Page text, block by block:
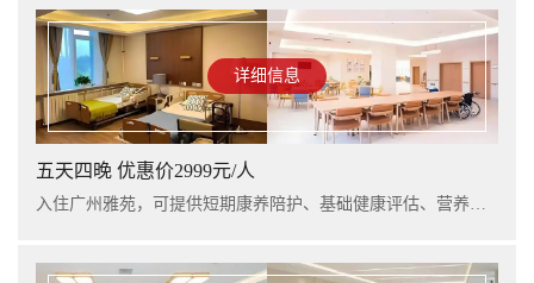
详细信息
五天四晚 优惠价2999元/人